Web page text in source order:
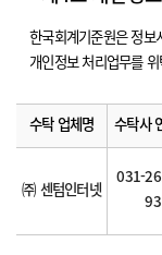
한국회계기준원은 정보
개인정보 처리업무를
수탁 업체명 수탁사
㈜ 센텀인터넷
031-
93